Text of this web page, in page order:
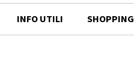
INFO UTILI SHOPPING